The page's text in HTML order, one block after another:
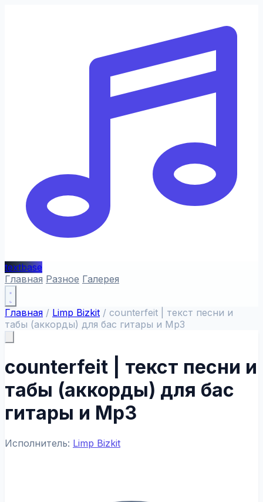
textbase
Главная Разное Галерея
Главная / Limp Bizkit / counterfeit | текст песни и
табы (аккорды) для бас гитары и Mp3
counterfeit | текст песни и
табы (аккорды) для бас
гитары и Mp3
Исполнитель: Limp Bizkit